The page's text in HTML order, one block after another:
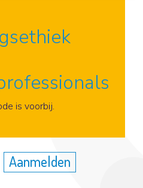
is voorbij.
Aanmelden